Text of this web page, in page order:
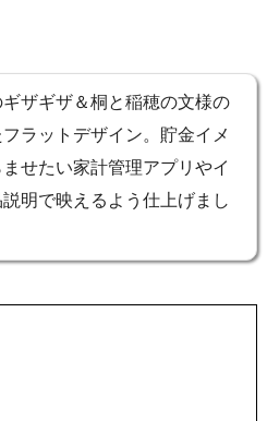
ザギザ＆桐と稲穂の文様の
ラットデザイン。貯金イメ
せたい家計管理アプリやイ
明で映えるよう仕上げまし